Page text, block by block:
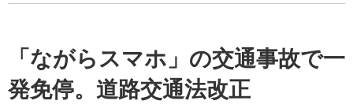
k
で
シ
「ながらスマホ」の交通事故で一
発免停。道路交通法改正